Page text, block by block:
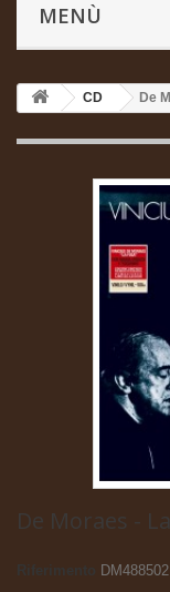
MENÙ
CD De
De Moraes -
Riferimento
DM488502